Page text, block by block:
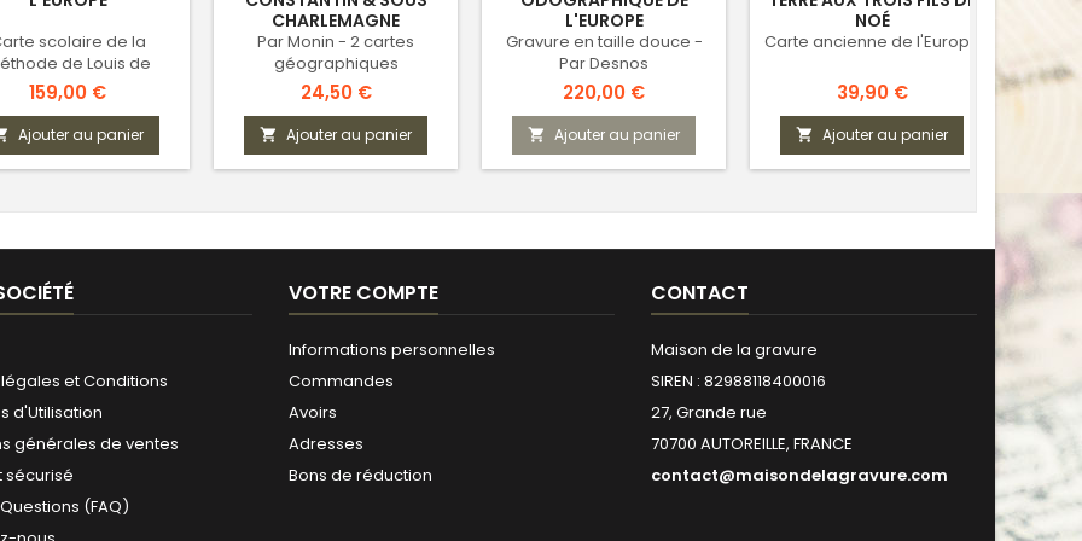
scolaire de la
de Louis de
de Dangeau
Prix
159,00 €
Ajouter au panier
CHARLEMAGNE
Par Monin - 2 cartes
géographiques
Prix
24,50 €
 Ajouter au panier
L'EUROPE
Gravure en taille douce -
Par Desnos
Prix
220,00 €
 Ajouter au panier
NOÉ
Carte ancienne de l'Europe
Prix
39,90 €
 Ajouter au panier
et Conditions
d'Utilisation
générales de ventes
sécurisé
(FAQ)
VOTRE COMPTE
Informations personnelles
Commandes
Avoirs
Adresses
Bons de réduction
CONTACT
Maison de la gravure
SIREN : 82988118400016
27, Grande rue
70700 AUTOREILLE, FRANCE
contact@maisondelagravure.com